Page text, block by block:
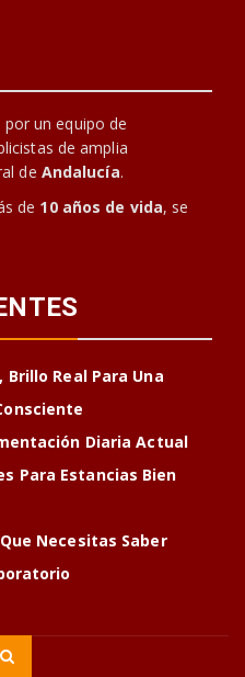
un equipo de
de amplia
de Andalucía.
de 10 años de vida, se
Real Para Una
Diaria Actual
Para Estancias Bien
Necesitas Saber